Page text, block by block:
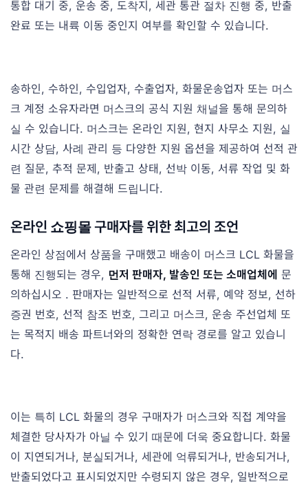
통합 대기 중, 운송 중, 도착지, 세관 통관 절차 진행 중, 반출
완료 또는 내륙 이동 중인지 여부를 확인할 수 있습니다.
송하인, 수하인, 수입업자, 수출업자, 화물운송업자 또는 머스
크 계정 소유자라면 머스크의 공식 지원 채널을 통해 문의하
실 수 있습니다. 머스크는 온라인 지원, 현지 사무소 지원, 실
시간 상담, 사례 관리 등 다양한 지원 옵션을 제공하여 선적 관
련 질문, 추적 문제, 반출고 상태, 선박 이동, 서류 작업 및 화
물 관련 문제를 해결해 드립니다.
온라인 쇼핑몰 구매자를 위한 최고의 조언
온라인 상점에서 상품을 구매했고 배송이 머스크 LCL 화물을
통해 진행되는 경우, 먼저 판매자, 발송인 또는 소매업체에 문
의하십시오 . 판매자는 일반적으로 선적 서류, 예약 정보, 선하
증권 번호, 선적 참조 번호, 그리고 머스크, 운송 주선업체 또
는 목적지 배송 파트너와의 정확한 연락 경로를 알고 있습니
다.
이는 특히 LCL 화물의 경우 구매자가 머스크와 직접 계약을
체결한 당사자가 아닐 수 있기 때문에 더욱 중요합니다. 화물
이 지연되거나, 분실되거나, 세관에 억류되거나, 반송되거나,
반출되었다고 표시되었지만 수령되지 않은 경우, 일반적으로